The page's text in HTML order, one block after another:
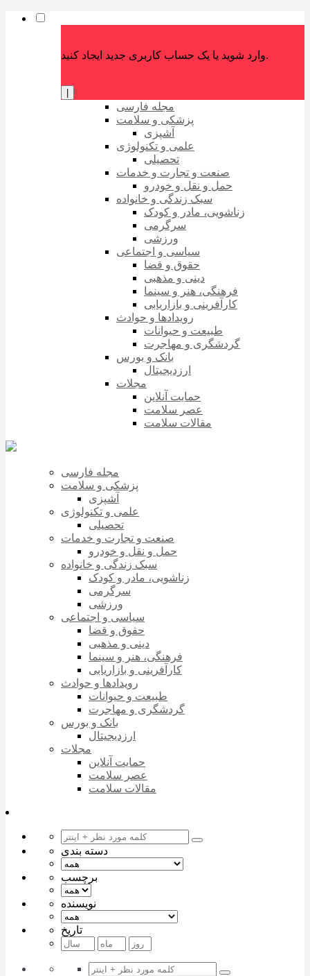
وارد شوید یا یک حساب کاربری جدید ایجاد کنید.
مجله فارسی
پزشکی و سلامت
آشپزی
علمی و تکنولوژی
تحصیلی
صنعت و تجارت و خدمات
حمل و نقل و خودرو
سبک زندگی و خانواده
زناشویی، مادر و کودک
سرگرمی
ورزشی
سیاسی و اجتماعی
حقوق و قضا
دینی و مذهبی
فرهنگی، هنر و سینما
کارآفرینی و بازاریابی
رویدادها و حوادث
طبیعت و حیوانات
گردشگری و مهاجرت
بانک و بورس
ارزدیجیتال
مجلات
حمایت آنلاین
عصر سلامت
مقالات سلامت
مجله فارسی
پزشکی و سلامت
آشپزی
علمی و تکنولوژی
تحصیلی
صنعت و تجارت و خدمات
حمل و نقل و خودرو
سبک زندگی و خانواده
زناشویی، مادر و کودک
سرگرمی
ورزشی
سیاسی و اجتماعی
حقوق و قضا
دینی و مذهبی
فرهنگی، هنر و سینما
کارآفرینی و بازاریابی
رویدادها و حوادث
طبیعت و حیوانات
گردشگری و مهاجرت
بانک و بورس
ارزدیجیتال
مجلات
حمایت آنلاین
عصر سلامت
مقالات سلامت
دسته بندی
برچسب
نویسنده
تاریخ